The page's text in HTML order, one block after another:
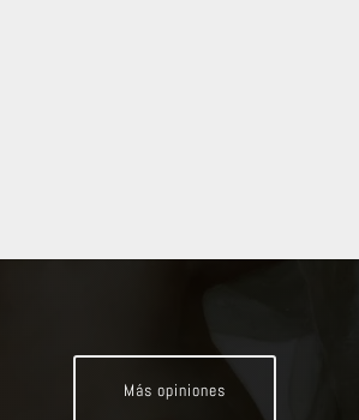
Más opiniones